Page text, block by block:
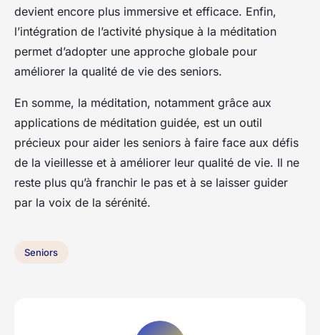
devient encore plus immersive et efficace. Enfin,
l’intégration de l’activité physique à la méditation
permet d’adopter une approche globale pour
améliorer la qualité de vie des seniors.
En somme, la méditation, notamment grâce aux
applications de méditation guidée, est un outil
précieux pour aider les seniors à faire face aux défis
de la vieillesse et à améliorer leur qualité de vie. Il ne
reste plus qu’à franchir le pas et à se laisser guider
par la voix de la sérénité.
Seniors